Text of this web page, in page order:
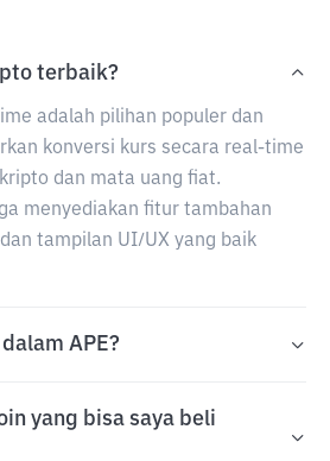
terbaik?
adalah pilihan populer dan
konversi kurs secara real-time
dan mata uang fiat.
menyediakan fitur tambahan
tampilan UI/UX yang baik
APE?
yang bisa saya beli